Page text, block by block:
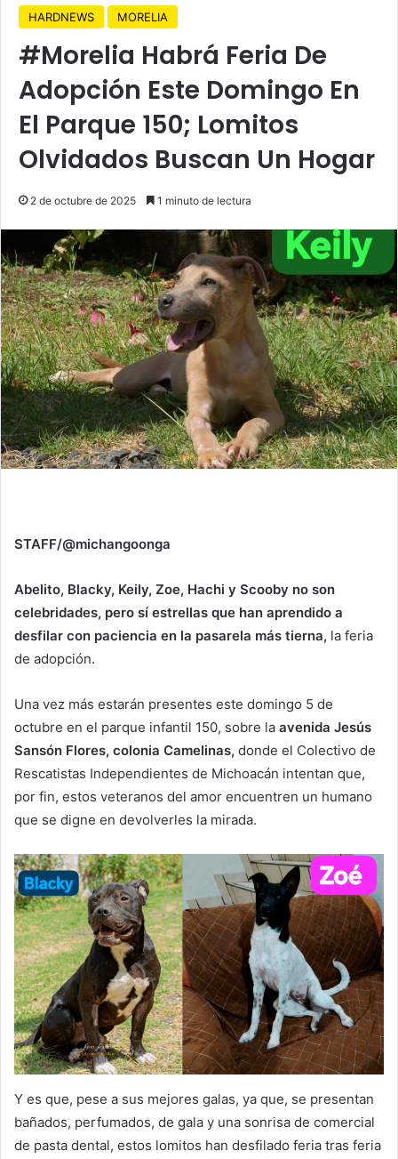
HARDNEWS MORELIA
#Morelia Habrá Feria De
Adopción Este Domingo En
El Parque 150; Lomitos
Olvidados Buscan Un Hogar
2 de octubre de 2025 1 minuto de lectura
STAFF/@michangoonga
Abelito, Blacky, Keily, Zoe, Hachi y Scooby no son
celebridades, pero sí estrellas que han aprendido a
desfilar con paciencia en la pasarela más tierna, la feria
de adopción.
Una vez más estarán presentes este domingo 5 de
octubre en el parque infantil 150, sobre la avenida Jesús
Sansón Flores, colonia Camelinas, donde el Colectivo de
Rescatistas Independientes de Michoacán intentan que,
por fin, estos veteranos del amor encuentren un humano
que se digne en devolverles la mirada.
Y es que, pese a sus mejores galas, ya que, se presentan
bañados, perfumados, de gala y una sonrisa de comercial
de pasta dental, estos lomitos han desfilado feria tras feria